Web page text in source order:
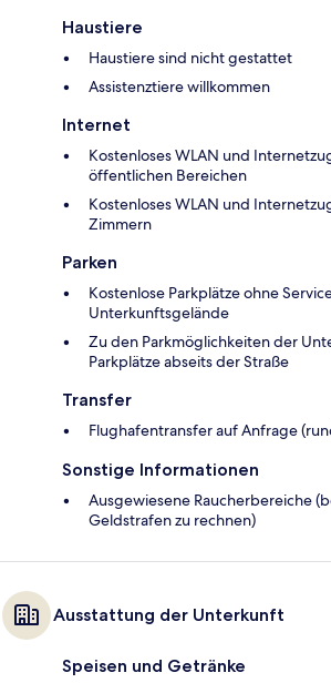
Haustiere
Haustiere sind nicht gestattet
Assistenztiere willkommen
Internet
Kostenloses WLAN und
öffentlichen Bereichen
Kostenloses WLAN und
Zimmern
Parken
Kostenlose Parkplätze ohne
Unterkunftsgelände
Zu den Parkmöglichkeiten der
Parkplätze abseits der Straße
Transfer
Flughafentransfer auf Anfrage
Sonstige Informationen
Ausgewiesene Raucherbereiche
Geldstrafen zu rechnen)
Ausstattung der Unterkunft
Speisen und Getränke